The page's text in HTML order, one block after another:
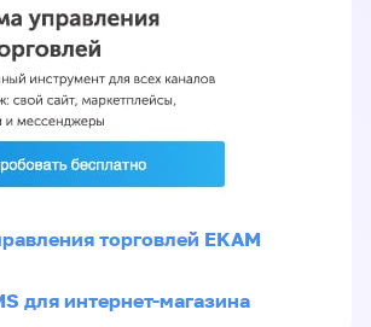
торговлей EKAM
для интернет-магазина